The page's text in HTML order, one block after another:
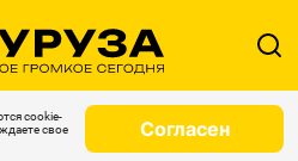
cookie-
свое
Согласен